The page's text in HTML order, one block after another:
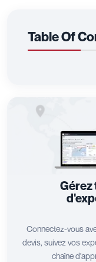
Table Of
Gérez
Connectez-vous
devis, suivez vos
chaîne